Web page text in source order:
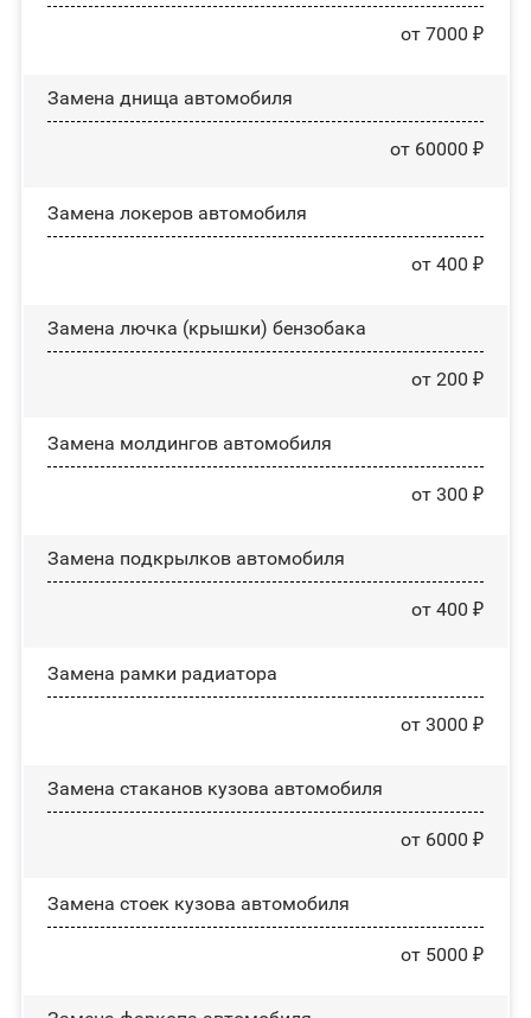
от 7000 ₽
Замена днища автомобиля
от 60000 ₽
Замена лoĸepoв автомобиля
от 400 ₽
Замена лючка (крышки) бензобака
от 200 ₽
Замена молдингов автомобиля
от 300 ₽
Замена пoдĸpылĸoв автомобиля
от 400 ₽
Замена рамки радиатора
от 3000 ₽
Замена стаканов кузова автомобиля
от 6000 ₽
Замена стоек кузова автомобиля
от 5000 ₽